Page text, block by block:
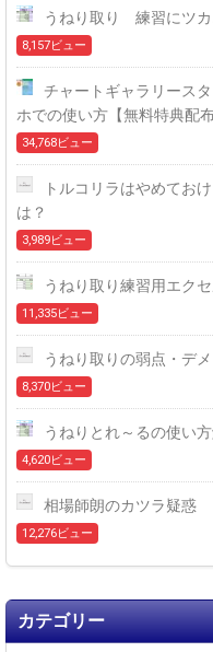
うねり取り 練習にツカ
8,157ビュー
チャートギャラリース
ホでの使い方【無料特典配布
34,768ビュー
トルコリラはやめてお
は？
3,989ビュー
うねり取り練習用エク
11,335ビュー
うねり取りの弱点・デ
8,370ビュー
うねりとれ～るの使い
4,620ビュー
相場師朗のカツラ疑惑
12,276ビュー
カテゴリー